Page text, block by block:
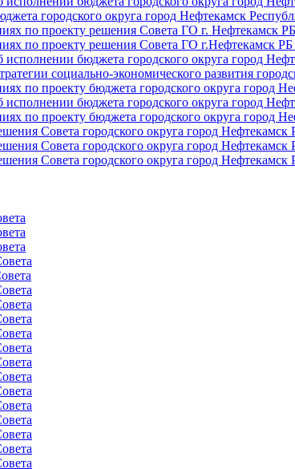
городского округа город Нефтекамск
по проекту решения Совета ГО г. Нефтекамск
по проекту решения Совета ГО г.Нефтекамск
бюджета городского округа город
социально-экономического развития
по проекту бюджета городского округа город
бюджета городского округа город
по проекту бюджета городского округа город
Совета городского округа город
Совета городского округа город
Совета городского округа город